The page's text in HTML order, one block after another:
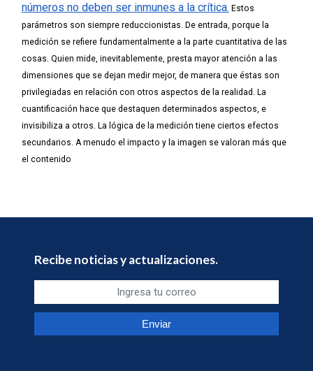
números no deben ser inmunes a la crítica. Estos
parámetros son siempre reduccionistas. De entrada, porque la
medición se refiere fundamentalmente a la parte cuantitativa de las
cosas. Quien mide, inevitablemente, presta mayor atención a las
dimensiones que se dejan medir mejor, de manera que éstas son
privilegiadas en relación con otros aspectos de la realidad. La
cuantificación hace que destaquen determinados aspectos, e
invisibiliza a otros. La lógica de la medición tiene ciertos efectos
secundarios. A menudo el impacto y la imagen se valoran más que
el contenido
Recibe noticias y actualizaciones.